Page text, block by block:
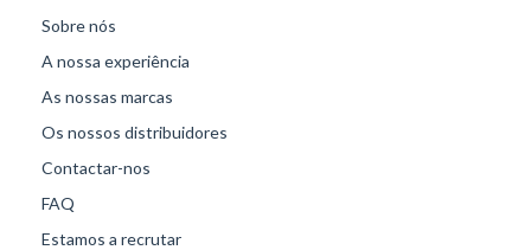
Sobre nós
A nossa experiência
As nossas marcas
Os nossos distribuidores
Contactar-nos
FAQ
Estamos a recrutar